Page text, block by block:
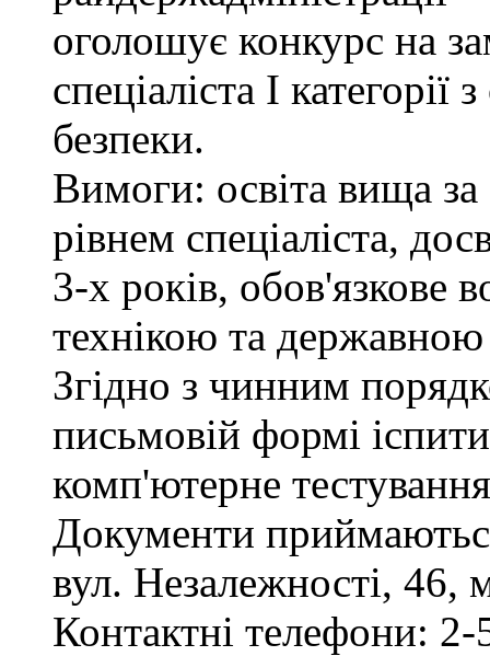
оголошує конкурс на
спеціаліста І
безпеки.
Вимоги: освіта вища за
рівнем спеціаліста,
3-х років, обов'язкове
технікою та
Згідно з чинним
письмовій формі
комп'ютерне
Документи
вул. Незалежності, 46,
Контактні телефони: